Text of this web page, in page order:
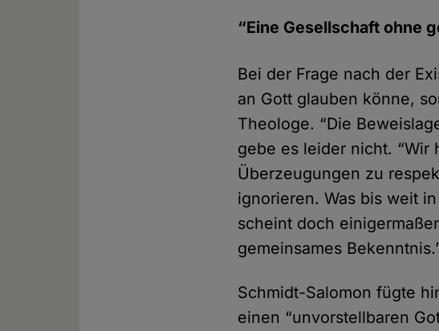
“Eine Gesellschaft ohne
Bei der Frage nach der
an Gott glauben könne,
Theologe. “Die
gebe es leider nicht.
Überzeugungen zu
ignorieren. Was bis weit
scheint doch
gemeinsames
Schmidt-Salomon fügte
einen “unvorstellbaren